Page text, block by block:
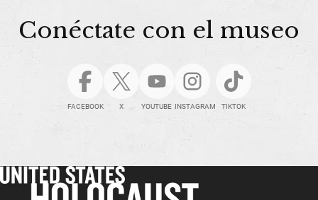
Conéctate con el museo
FACEBOOK X YOUTUBE INSTAGRAM TIKTOK